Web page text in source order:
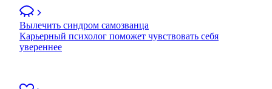
Вылечить синдром самозванца
Карьерный психолог поможет чувствовать себя
увереннее